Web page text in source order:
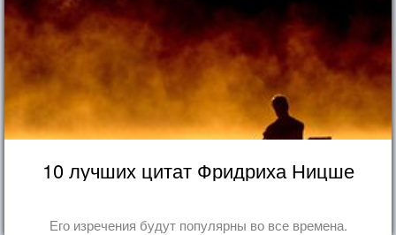
10 лучших цитат Фридриха Ницше
Его изречения будут популярны во все времена.